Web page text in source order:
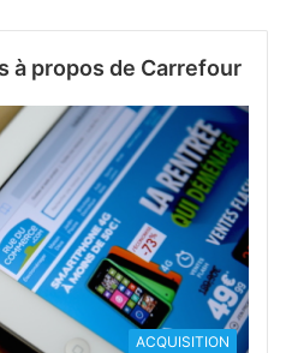
à propos de Carrefour
ACQUISITION